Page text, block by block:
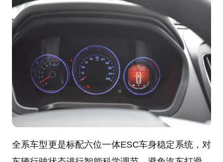
全系车型更是标配六位一体ESC车身稳定系统，对